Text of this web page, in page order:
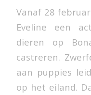
Vanaf 28
Eveline een
dieren op
castreren.
aan puppies
op het eiland.